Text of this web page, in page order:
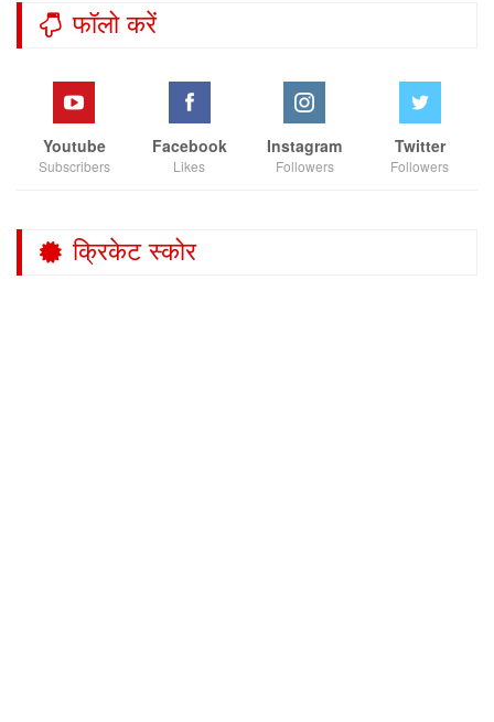
फॉलो करें
Youtube
Subscribers
Facebook
Likes
Instagram
Followers
Twitter
Followers
क्रिकेट स्कोर